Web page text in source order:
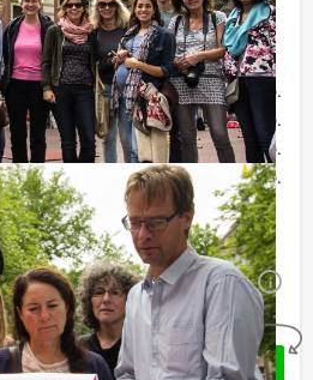
€ 59,50 p.p.
€ 56,50 p.p.
€ 54,50 p.p.
€ 52,50 p.p.
i
Geheel vrijblijvend
AANVRAGEN